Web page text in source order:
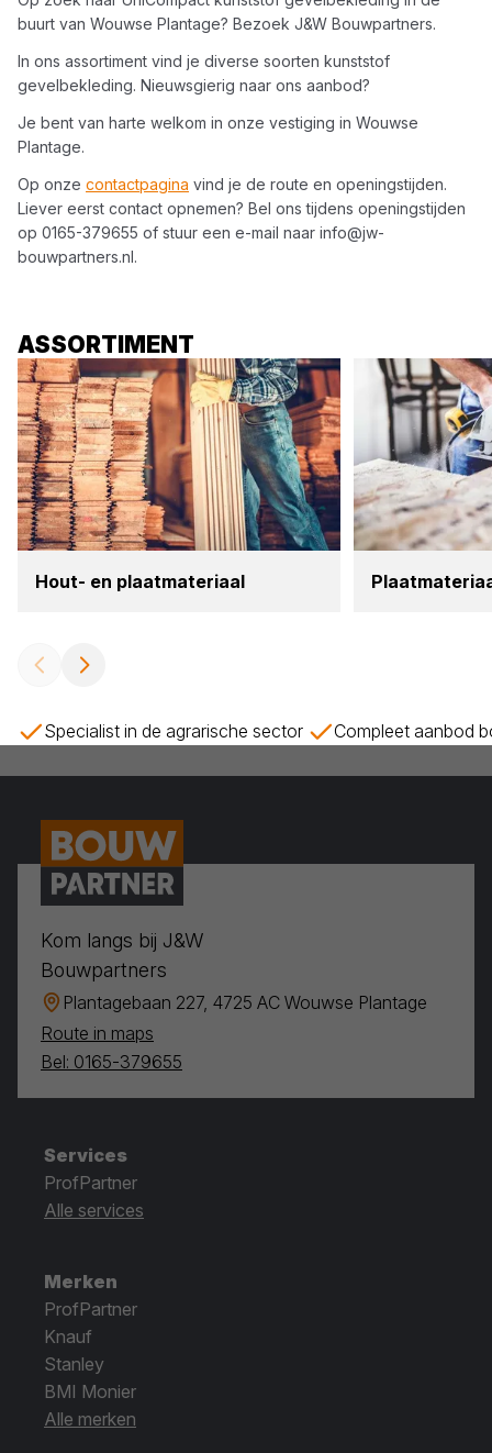
buurt van Wouwse Plantage? Bezoek J&W Bouwpartners.
In ons assortiment vind je diverse soorten kunststof
gevelbekleding. Nieuwsgierig naar ons aanbod?
Je bent van harte welkom in onze vestiging in Wouwse
Plantage.
Op onze contactpagina vind je de route en openingstijden.
Liever eerst contact opnemen? Bel ons tijdens openingstijden
op 0165-379655 of stuur een e-mail naar info@jw-
bouwpartners.nl.
ASSORTIMENT
Hout- en plaat­ma­te­ri­aal
Specialist in de agrarische sector Compleet aanbod
Kom langs bij J&W
Bouwpartners
Plantagebaan 227, 4725 AC Wouwse Plantage
Route in maps
Bel: 0165-379655
Services
ProfPartner
Alle services
Merken
ProfPartner
Knauf
Stanley
BMI Monier
Alle merken